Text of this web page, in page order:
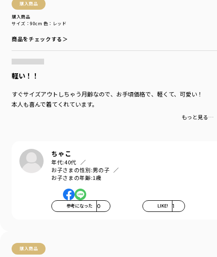
購入商品
購入商品
サイズ：90cm 色：レッド
商品をチェックする＞
軽い！！
すぐサイズアウトしちゃう月齢なので、お手頃価格で、軽くて、可愛い！
本人も喜んで着てくれています。
もっと見る…
ちゃこ
年代:40代
お子さまの性別:男の子
お子さまの年齢:1歳
参考になった 0 LIKE! 1
購入商品